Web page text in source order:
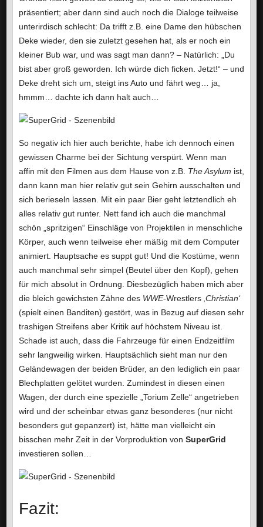
präsentiert; aber dann sind auch noch die Dialoge teilweise
unterirdisch schlecht: Da trifft z.B. eine Dame den hübschen
Deke wieder, den sie zuletzt gesehen hat, als er noch ein
kleiner Bub war, und was sagt man dann? – Natürlich: „Du
bist aber groß geworden. Ich würde dich ficken. Jetzt!“ – und
Deke dreht sich um, steigt ins Auto und fährt weg… ja,
hmmm… dachte ich dann halt auch…
So negativ ich hier auch berichte, habe ich dennoch einen
gewissen Charme bei der Sichtung verspürt. Wenn man
affin mit den Filmen aus dem Hause von z.B. The Asylum ist,
dann kann man hier relativ gut sein Gehirn ausschalten und
sich berieseln lassen. Mit ein paar Bier geht letztendlich eh
alles relativ gut runter. Nett fand ich auch die manchmal
schön „spritzigen“ Einschläge von Projektilen in menschliche
Körper, auch wenn teilweise eher mäßig mit dem Computer
animiert. Hauptsache es suppt gut! Und die Kostüme, wenn
auch manchmal sehr simpel (Beutel über den Kopf), gehen
für mich absolut in Ordnung. Diesbezüglich haben mich aber
die bleich gewichsten Zähne des WWE-Wrestlers ‚Christian‘
(spielt einen Banditen) gestört, was in Bezug auf diesen sehr
trashigen Streifens aber Kritik auf höchstem Niveau ist.
Schade ist auch, dass die Fahrzeuge für einen Endzeitfilm
sehr langweilig wirken. Hauptsächlich sieht man nur den
Geländewagen der beiden Brüder, an den lediglich ein paar
Blechplatten gelötet wurden. Zumindest in diesen einen
Wagen, der durch eine spezielle „Torium Zelle“ angetrieben
wird und der scheinbar etwas ganz besonderes (nur nicht
besonders gut gepanzert) ist, hätte man vielleicht ein
bisschen mehr Zeit in der Vorproduktion von SuperGrid
investieren sollen…
Fazit: